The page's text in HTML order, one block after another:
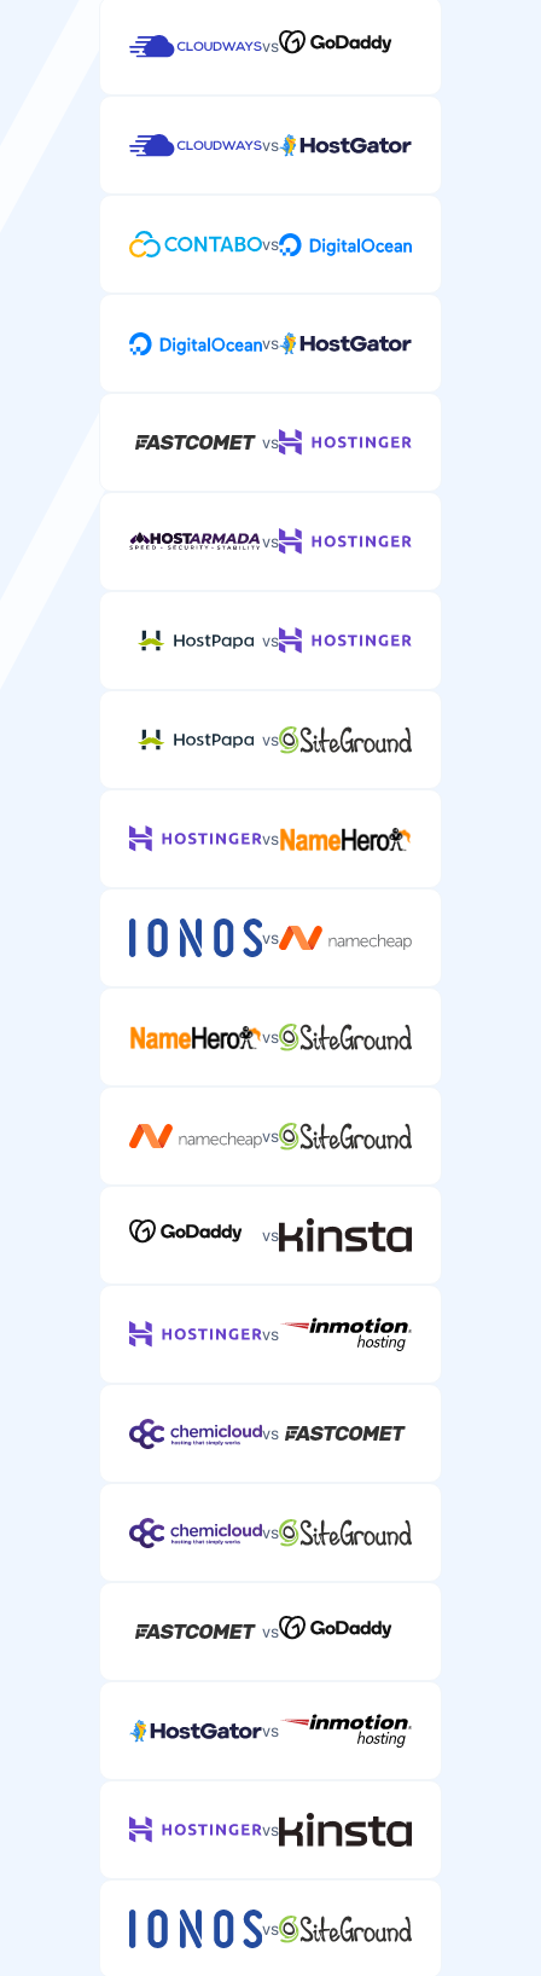
Suporte por Chat ao Vivo
Suporte por chat em tempo real para problemas
/
Suporte por Telefone
Suporte por telefone para problemas complexos de
vs
vs
vs
vs
vs
vs
vs
vs
vs
vs
vs
vs
vs
vs
vs
vs
vs
vs
vs
vs